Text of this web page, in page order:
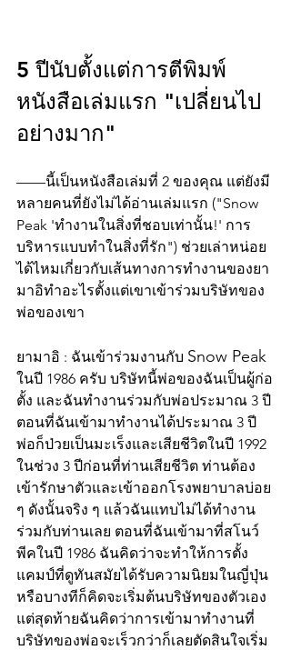
5 ปีนับตั้งแต่การตีพิมพ์
หนังสือเล่มแรก "เปลี่ยนไป
อย่างมาก"
——นี้เป็นหนังสือเล่มที่ 2 ของคุณ แต่ยังมี
หลายคนที่ยังไม่ได้อ่านเล่มแรก ("Snow
Peak 'ทำงานในสิ่งที่ชอบเท่านั้น!' การ
บริหารแบบทำในสิ่งที่รัก") ช่วยเล่าหน่อย
ได้ไหมเกี่ยวกับเส้นทางการทำงานของยา
มาอิทําอะไรตั้งแต่เขาเข้าร่วมบริษัทของ
พ่อของเขา
ยามาอิ : ฉันเข้าร่วมงานกับ Snow Peak
ในปี 1986 ครับ บริษัทนี้พ่อของฉันเป็นผู้ก่อ
ตั้ง และฉันทำงานร่วมกับพ่อประมาณ 3 ปี
ตอนที่ฉันเข้ามาทำงานได้ประมาณ 3 ปี
พ่อก็ป่วยเป็นมะเร็งและเสียชีวิตในปี 1992
ในช่วง 3 ปีก่อนที่ท่านเสียชีวิต ท่านต้อง
เข้ารักษาตัวและเข้าออกโรงพยาบาลบ่อย
ๆ ดังนั้นจริง ๆ แล้วฉันแทบไม่ได้ทำงาน
ร่วมกับท่านเลย ตอนที่ฉันเข้ามาที่สโนว์
พีคในปี 1986 ฉันคิดว่าจะทำให้การตั้ง
แคมป์ที่ดูทันสมัยได้รับความนิยมในญี่ปุ่น
หรือบางทีก็คิดจะเริ่มต้นบริษัทของตัวเอง
แต่สุดท้ายฉันคิดว่าการเข้ามาทำงานที่
บริษัทของพ่อจะเร็วกว่าก็เลยตัดสินใจเริ่ม